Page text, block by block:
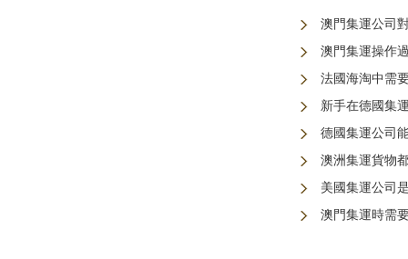
澳門集運公司
澳門集運操作
法國海淘中需
新手在德國集
德國集運公司
澳洲集運貨物
美國集運公司
澳門集運時需